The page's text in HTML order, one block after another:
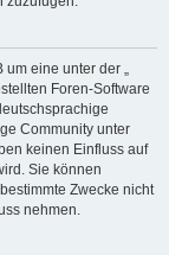
um eine unter der „
Foren-Software
Community unter
keinen Einfluss auf
Sie können
Zwecke nicht
nehmen.